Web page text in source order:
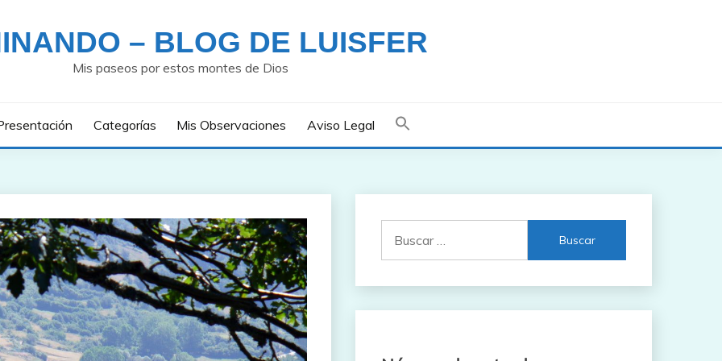
– BLOG DE LUISFER
Mis paseos por estos montes de Dios
Categorías Mis Observaciones Aviso Legal